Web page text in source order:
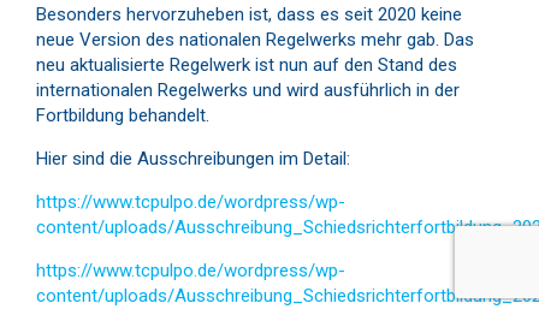
Besonders hervorzuheben ist, dass es seit 2020 keine
neue Version des nationalen Regelwerks mehr gab. Das
neu aktualisierte Regelwerk ist nun auf den Stand des
internationalen Regelwerks und wird ausführlich in der
Fortbildung behandelt.
Hier sind die Ausschreibungen im Detail:
https://www.tcpulpo.de/wordpress/wp-
content/uploads/
https://www.tcpulpo.de/wordpress/wp-
content/uploads/